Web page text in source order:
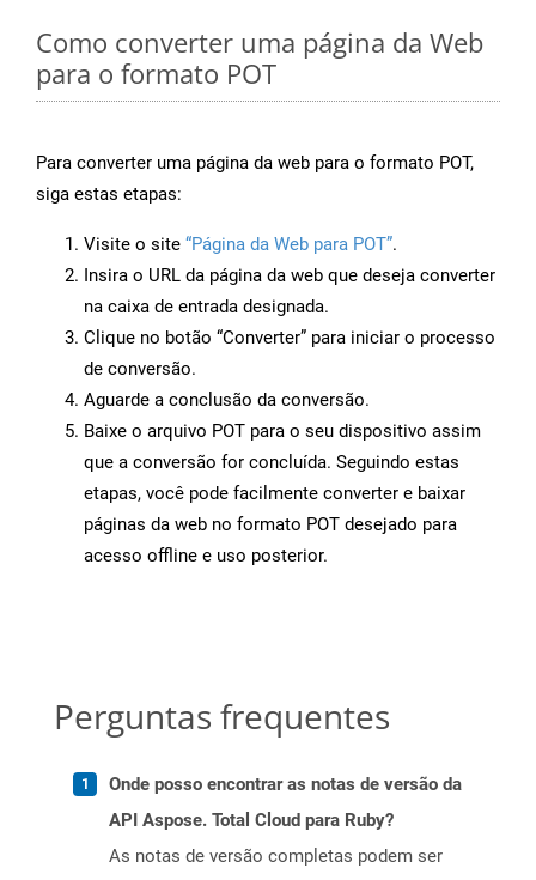
Como converter uma página da Web
para o formato POT
Para converter uma página da web para o formato POT,
siga estas etapas:
Visite o site “Página da Web para POT”.
Insira o URL da página da web que deseja converter
na caixa de entrada designada.
Clique no botão “Converter” para iniciar o processo
de conversão.
Aguarde a conclusão da conversão.
Baixe o arquivo POT para o seu dispositivo assim
que a conversão for concluída. Seguindo estas
etapas, você pode facilmente converter e baixar
páginas da web no formato POT desejado para
acesso offline e uso posterior.
Perguntas frequentes
Onde posso encontrar as notas de versão da
API Aspose. Total Cloud para Ruby?
As notas de versão completas podem ser